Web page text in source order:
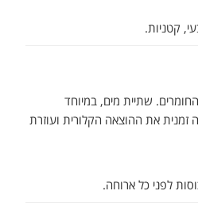
קטניות.
שתיית מים, במיוחד
זמנית את ההוצאה הקלורית ועוזרת